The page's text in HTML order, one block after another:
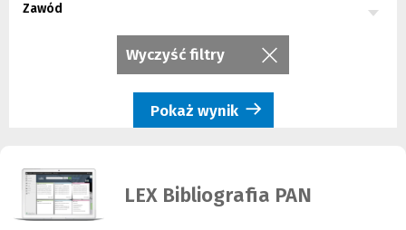
Zawód
Wyczyść filtry
Pokaż wynik
LEX Bibliografia PAN